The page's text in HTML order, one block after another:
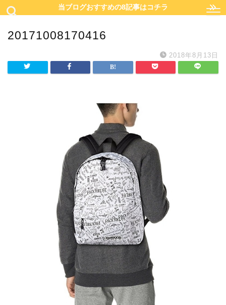
当ブログおすすめの8記事はコチラ
20171008170416
2018年8月13日